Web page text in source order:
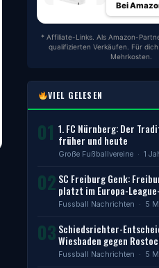
Bei
* Affiliate-Links. Als Amazon-
qualifizierten Verkäufen. Für
Mehrkosten.
VIEL GELESEN
01 1. FC Nürnberg: Der
früher und heute
Große Fußballvereine · 1
02 SC Freiburg Genk:
platzt im Europa-
Fussball Nachrichten · 5
03 Schiedsrichter-
Wiesbaden gegen
Fussball Nachrichten · 5